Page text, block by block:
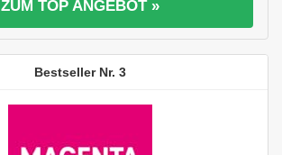
ZUM TOP ANGEBOT »
3